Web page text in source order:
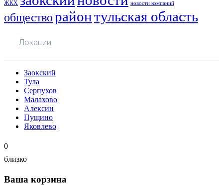
ЖКХ новости компаний
обществорайонтульская область
Локации
Заокский
Тула
Серпухов
Малахово
Алексин
Пущино
Яковлево
0
близко
Ваша корзина